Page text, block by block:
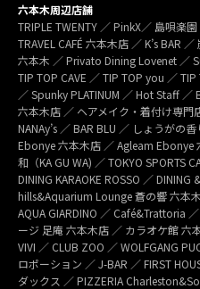
六本木周辺店舗
TRIPLE TWENTY ／ PinkX／ 島唄楽
TRAVEL CAFÉ 六本木店 ／ K’s BAR
六本木 ／ Privato Dining Lovenet ／
TIP TOP CAVE ／ TIP TOP you ／
／ Spunky PLATINUM ／ Hot Staff ／
六本木店 ／ ヘアメイク・着付け専門
NANAy’s ／ BAR BLU ／ しょうがの
Ebonye 六本木店 ／ Agleam Ebonye
和（KA GU WA) ／ TOKYO SPORTS
DINING KARAOKE ROSSO ／ DINING
hills&Aquarium Lounge 蒼の響 六本
AQUA GIARDINO ／ Café&Trattoria
ージ 足庵 六本木店 ／ カラオケ館 六
VIVI ／ CLUB ZOO ／ WOLFGANG
ロポーション ／ J-BAR ／ FIRST
ダックス ／ PIZZERIA